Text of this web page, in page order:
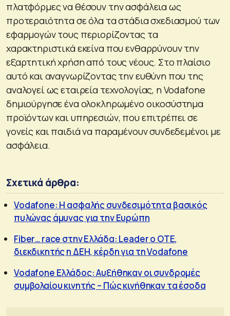
πλατφόρμες να θέσουν την ασφάλεια ως
προτεραιότητα σε όλα τα στάδια σχεδιασμού των
εφαρμογών τους περιορίζοντας τα
χαρακτηριστικά εκείνα που ενθαρρύνουν την
εξαρτητική χρήση από τους νέους. Στο πλαίσιο
αυτό και αναγνωρίζοντας την ευθύνη που της
αναλογεί ως εταιρεία τεχνολογίας, η Vodafone
δημιούργησε ένα ολοκληρωμένο οικοσύστημα
προϊόντων και υπηρεσιών, που επιτρέπει σε
γονείς και παιδιά να παραμένουν συνδεδεμένοι με
ασφάλεια.
Σχετικά άρθρα:
Vodafone: H ασφαλής συνδεσιμότητα βασικός
πυλώνας άμυνας για την Ευρώπη
Fiber… race στην Ελλάδα: Leader ο ΟΤΕ,
διεκδικητής η ΔΕΗ, κέρδη για τη Vodafone
Vodafone Eλλάδος: Aυξήθηκαν οι συνδρομές
συμβολαίου κινητής – Πώς κινήθηκαν τα έσοδα